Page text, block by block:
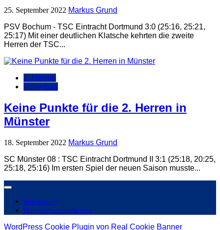
25. September 2022 Markus Grund
PSV Bochum - TSC Eintracht Dortmund 3:0 (25:16, 25:21,
25:17) Mit einer deutlichen Klatsche kehrten die zweite
Herren der TSC...
2. Herren
Volleyball
Keine Punkte für die 2. Herren in
Münster
18. September 2022 Markus Grund
SC Münster 08 : TSC Eintracht Dortmund II 3:1 (25:18, 20:25,
25:18, 25:16) Im ersten Spiel der neuen Saison musste...
Impressum
Datenschutzerklärung
WordPress Cookie Plugin von Real Cookie Banner